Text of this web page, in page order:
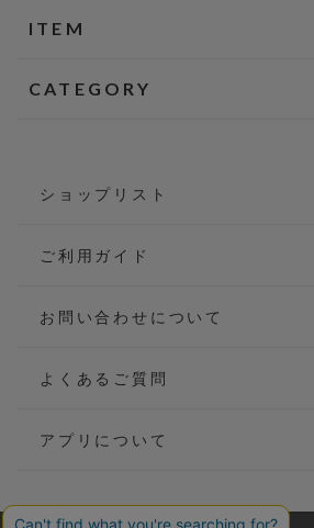
ITEM
CATEGORY
ショップリスト
ご利用ガイド
お問い合わせについて
よくあるご質問
アプリについて